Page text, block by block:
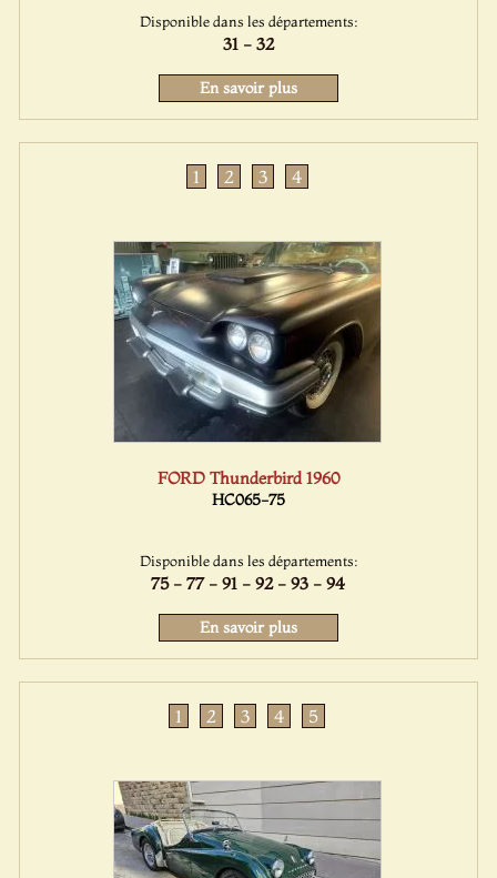
Disponible dans les départements:
31 - 32
En savoir plus
1 2 3 4
FORD Thunderbird 1960
HC065-75
Disponible dans les départements:
75 - 77 - 91 - 92 - 93 - 94
En savoir plus
1 2 3 4 5